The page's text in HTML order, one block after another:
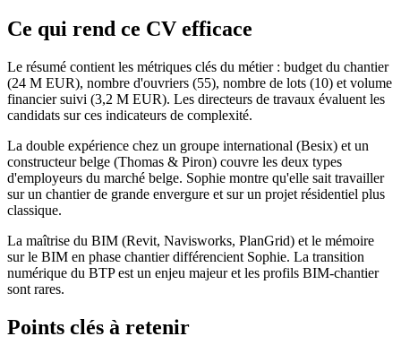
Ce qui rend ce CV efficace
Le résumé contient les métriques clés du métier : budget du chantier
(24 M EUR), nombre d'ouvriers (55), nombre de lots (10) et volume
financier suivi (3,2 M EUR). Les directeurs de travaux évaluent les
candidats sur ces indicateurs de complexité.
La double expérience chez un groupe international (Besix) et un
constructeur belge (Thomas & Piron) couvre les deux types
d'employeurs du marché belge. Sophie montre qu'elle sait travailler
sur un chantier de grande envergure et sur un projet résidentiel plus
classique.
La maîtrise du BIM (Revit, Navisworks, PlanGrid) et le mémoire
sur le BIM en phase chantier différencient Sophie. La transition
numérique du BTP est un enjeu majeur et les profils BIM-chantier
sont rares.
Points clés à retenir